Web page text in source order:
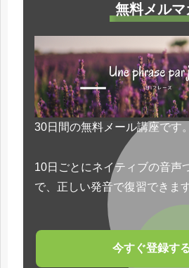
無料メルマ
30日間の無料メール講座です。
10日ごとにネイティブの音声
で、正しい発音で復習できます
今すぐ登録す